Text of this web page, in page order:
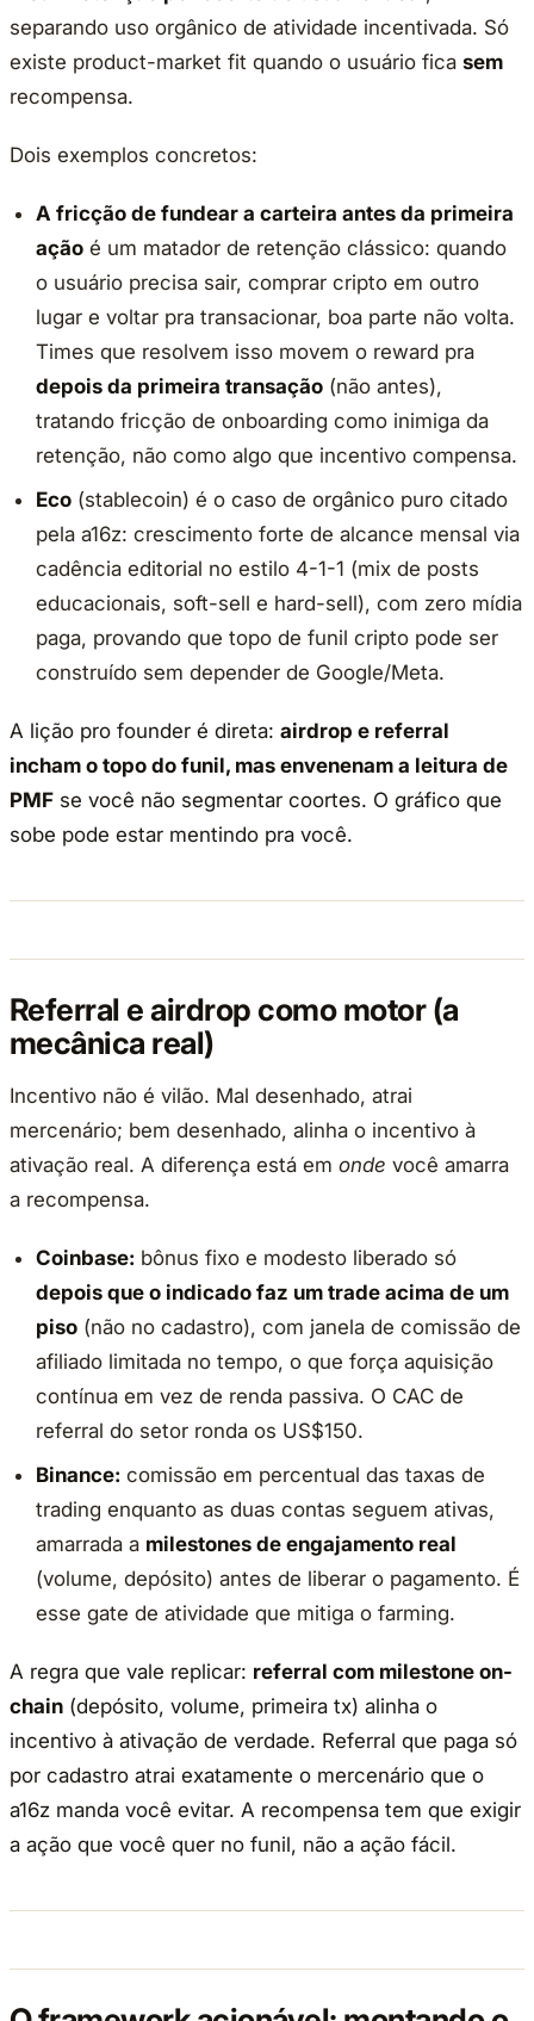
separando uso orgânico de atividade incentivada. Só
existe product-market fit quando o usuário fica sem
recompensa.
Dois exemplos concretos:
A fricção de fundear a carteira antes da primeira
ação é um matador de retenção clássico: quando
o usuário precisa sair, comprar cripto em outro
lugar e voltar pra transacionar, boa parte não volta.
Times que resolvem isso movem o reward pra
depois da primeira transação (não antes),
tratando fricção de onboarding como inimiga da
retenção, não como algo que incentivo compensa.
Eco (stablecoin) é o caso de orgânico puro citado
pela a16z: crescimento forte de alcance mensal via
cadência editorial no estilo 4-1-1 (mix de posts
educacionais, soft-sell e hard-sell), com zero mídia
paga, provando que topo de funil cripto pode ser
construído sem depender de Google/Meta.
A lição pro founder é direta: airdrop e referral
incham o topo do funil, mas envenenam a leitura de
PMF se você não segmentar coortes. O gráfico que
sobe pode estar mentindo pra você.
Referral e airdrop como motor (a
mecânica real)
Incentivo não é vilão. Mal desenhado, atrai
mercenário; bem desenhado, alinha o incentivo à
ativação real. A diferença está em onde você amarra
a recompensa.
Coinbase: bônus fixo e modesto liberado só
depois que o indicado faz um trade acima de um
piso (não no cadastro), com janela de comissão de
afiliado limitada no tempo, o que força aquisição
contínua em vez de renda passiva. O CAC de
referral do setor ronda os US$150.
Binance: comissão em percentual das taxas de
trading enquanto as duas contas seguem ativas,
amarrada a milestones de engajamento real
(volume, depósito) antes de liberar o pagamento. É
esse gate de atividade que mitiga o farming.
A regra que vale replicar: referral com milestone on-
chain (depósito, volume, primeira tx) alinha o
incentivo à ativação de verdade. Referral que paga só
por cadastro atrai exatamente o mercenário que o
a16z manda você evitar. A recompensa tem que exigir
a ação que você quer no funil, não a ação fácil.